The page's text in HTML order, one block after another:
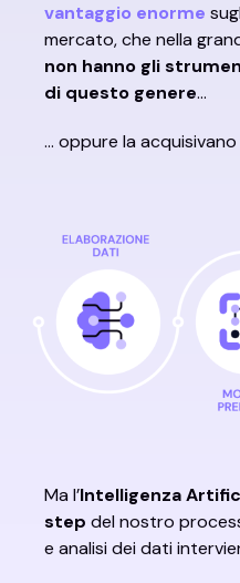
vantaggio enorme
mercato, che nella
non hanno gli
di questo genere…
… oppure la
Ma l’Intelligenza
step del nostro
e analisi dei dati